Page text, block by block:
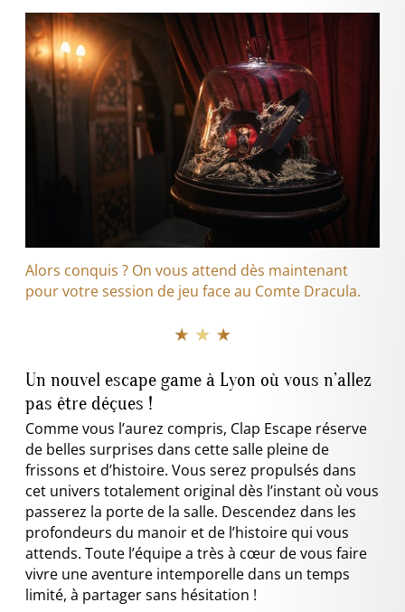
Alors conquis ? On vous attend dès maintenant
pour votre session de jeu face au Comte Dracula.
★ ★ ★
Un nouvel escape game à Lyon où vous n’allez
pas être déçues !
Comme vous l’aurez compris, Clap Escape réserve
de belles surprises dans cette salle pleine de
frissons et d’histoire. Vous serez propulsés dans
cet univers totalement original dès l’instant où vous
passerez la porte de la salle. Descendez dans les
profondeurs du manoir et de l’histoire qui vous
attends. Toute l’équipe a très à cœur de vous faire
vivre une aventure intemporelle dans un temps
limité, à partager sans hésitation !